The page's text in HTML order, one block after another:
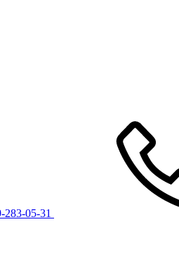
283-05-31